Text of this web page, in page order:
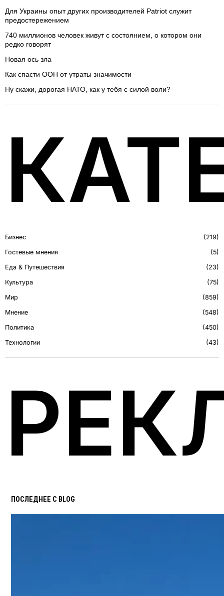
Для Украины опыт других производителей Patriot служит
предостережением
740 миллионов человек живут с состоянием, о котором они
редко говорят
Новая ось зла
Как спасти ООН от утраты значимости
Ну скажи, дорогая НАТО, как у тебя с силой воли?
Бизнес
219
Гостевые мнения
5
Еда & Путешествия
23
Культура
75
Мир
859
Мнение
548
Политика
450
Технологии
43
ПОСЛЕДНЕЕ С BLOG